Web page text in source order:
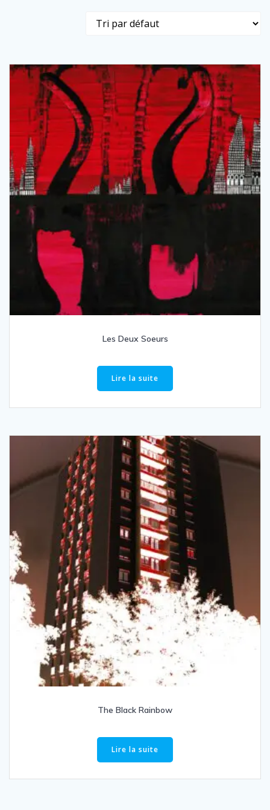
Les Deux Soeurs
Lire la suite
The Black Rainbow
Lire la suite